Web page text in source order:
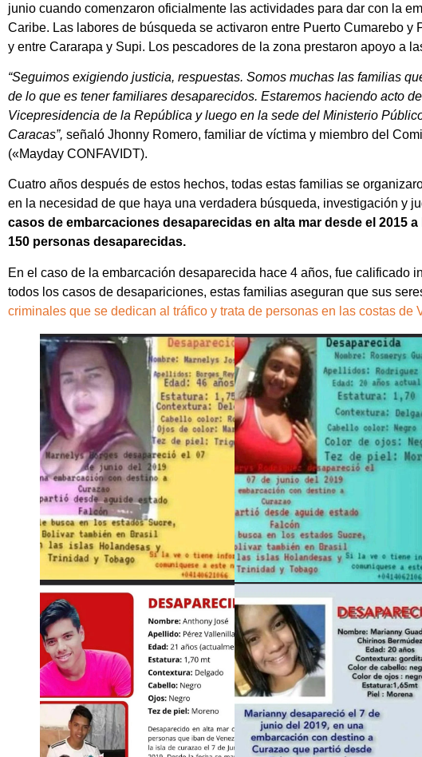
junio cuando comenzaron oficialmente las actividades para dar con la
Caribe. Las labores de búsqueda se activaron entre Puerto Cumarebo y
y entre Cararapa y Supi. Los pescadores de la zona prestaron apoyo a
“Seguimos exigiendo justicia, respuestas. Somos muchas las familias
de lo que es tener familiares desaparecidos. Estaremos haciendo acto
Vicepresidencia de la República y luego en la sede del Ministerio
Caracas”, señaló Jhonny Romero, familiar de víctima y miembro del
(«Mayday CONFAVIDT).
Cuatro años después de estos hechos, todas estas familias se
en la necesidad de que haya una verdadera búsqueda, investigación y
casos de embarcaciones desaparecidas en alta mar desde el 2015
150 personas desaparecidas.
En el caso de la embarcación desaparecida hace 4 años, fue calificado
todos los casos de desapariciones, estas familias aseguran que sus
criminales que se dedican al tráfico y trata de personas en las costas de